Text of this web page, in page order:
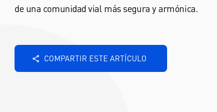
de una comunidad vial más segura y armónica.
COMPARTIR ESTE ARTÍCULO